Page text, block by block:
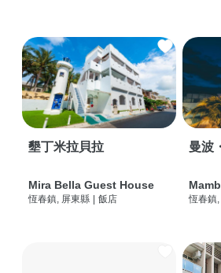
墾丁米拉貝拉
Mira Bella Guest House
恆春鎮, 屏東縣 飯店
曼波
恆春鎮